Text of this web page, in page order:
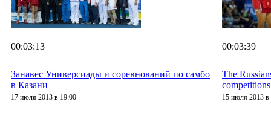
00:03:13
Занавес Универсиады и соревнований по самбо
в Казани
17 июля 2013 в 19:00
00:03:39
The
15 июля 2013 в